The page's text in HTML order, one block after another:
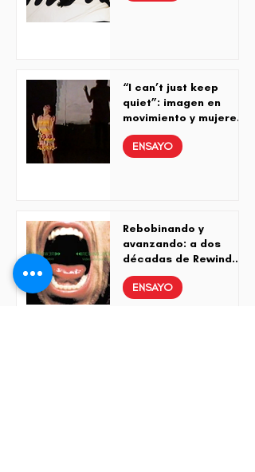
“I can’t just keep
quiet”: imagen en
movimiento y mujeres
radicales
ENSAYO
Rebobinando y
avanzando: a dos
décadas de Rewind…
Rewind…
ENSAYO